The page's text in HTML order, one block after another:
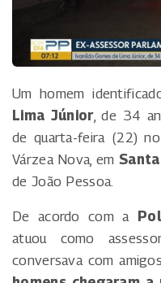
Um homem
Lima Júnior, de 34
de quarta-feira (22)
Várzea Nova, em
de João Pessoa.
De acordo com a
atuou como
conversava com